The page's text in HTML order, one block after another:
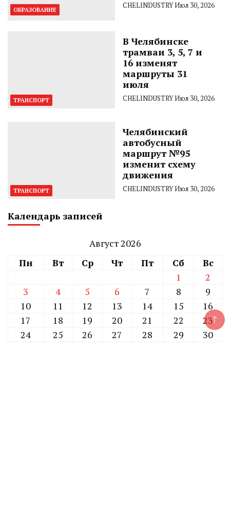
ОБРАЗОВАНИЕ CHELINDUSTRYИюл 30, 2026
ТРАНСПОРТ
В Челябинске
трамваи 3, 5, 7 и
16 изменят
маршруты 31
июля
CHELINDUSTRYИюл 30, 2026
ТРАНСПОРТ
Челябинский
автобусный
маршрут №95
изменит схему
движения
CHELINDUSTRYИюл 30, 2026
Календарь записей
Август 2026
Пн
Вт Ср Чт Пт Сб
Вс
1
2
3
4 5 6 7 8
9
10
11 12 13 14 15
16
17
18 19 20 21 22
23
24
25 26 27 28 29
30